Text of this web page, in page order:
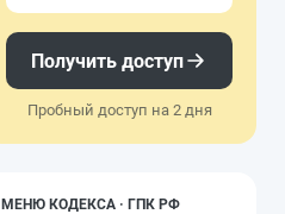
Получить доступ
Пробный доступ на 2 дня
МЕНЮ КОДЕКСА · ГПК РФ